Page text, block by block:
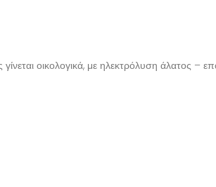
οικολογικά, με ηλεκτρόλυση άλατος –